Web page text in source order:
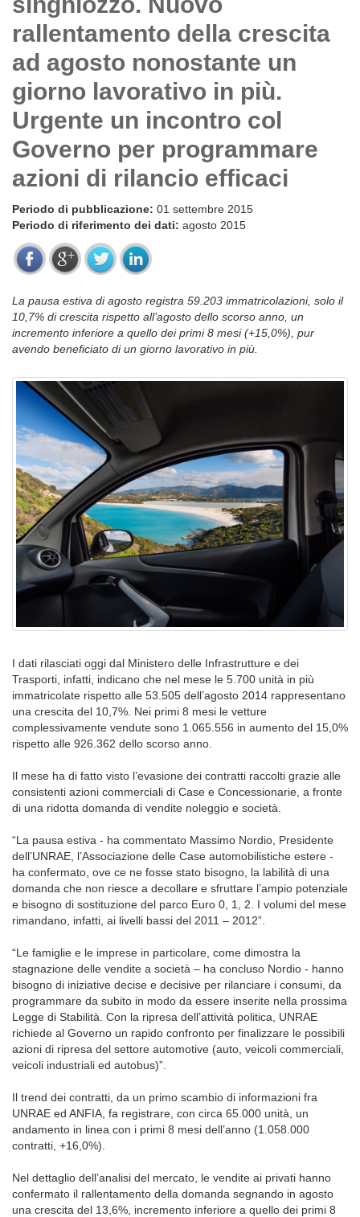
rallentamento della crescita
ad agosto nonostante un
giorno lavorativo in più.
Urgente un incontro col
Governo per programmare
azioni di rilancio efficaci
Periodo di pubblicazione: 01 settembre 2015
Periodo di riferimento dei dati: agosto 2015
La pausa estiva di agosto registra 59.203 immatricolazioni, solo il
10,7% di crescita rispetto all’agosto dello scorso anno, un
incremento inferiore a quello dei primi 8 mesi (+15,0%), pur
avendo beneficiato di un giorno lavorativo in più.
I dati rilasciati oggi dal Ministero delle Infrastrutture e dei
Trasporti, infatti, indicano che nel mese le 5.700 unità in più
immatricolate rispetto alle 53.505 dell’agosto 2014 rappresentano
una crescita del 10,7%. Nei primi 8 mesi le vetture
complessivamente vendute sono 1.065.556 in aumento del 15,0%
rispetto alle 926.362 dello scorso anno.
Il mese ha di fatto visto l’evasione dei contratti raccolti grazie alle
consistenti azioni commerciali di Case e Concessionarie, a fronte
di una ridotta domanda di vendite noleggio e società.
“La pausa estiva - ha commentato Massimo Nordio, Presidente
dell’UNRAE, l’Associazione delle Case automobilistiche estere -
ha confermato, ove ce ne fosse stato bisogno, la labilità di una
domanda che non riesce a decollare e sfruttare l’ampio potenziale
e bisogno di sostituzione del parco Euro 0, 1, 2. I volumi del mese
rimandano, infatti, ai livelli bassi del 2011 – 2012”.
“Le famiglie e le imprese in particolare, come dimostra la
stagnazione delle vendite a società – ha concluso Nordio - hanno
bisogno di iniziative decise e decisive per rilanciare i consumi, da
programmare da subito in modo da essere inserite nella prossima
Legge di Stabilità. Con la ripresa dell’attività politica, UNRAE
richiede al Governo un rapido confronto per finalizzare le possibili
azioni di ripresa del settore automotive (auto, veicoli commerciali,
veicoli industriali ed autobus)”.
Il trend dei contratti, da un primo scambio di informazioni fra
UNRAE ed ANFIA, fa registrare, con circa 65.000 unità, un
andamento in linea con i primi 8 mesi dell’anno (1.058.000
contratti, +16,0%).
Nel dettaglio dell’analisi del mercato, le vendite ai privati hanno
confermato il rallentamento della domanda segnando in agosto
una crescita del 13,6%, incremento inferiore a quello dei primi 8